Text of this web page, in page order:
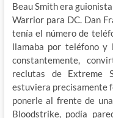
Beau Smith era
Warrior para DC. Dan
tenía el número de
llamaba por teléfono y
constantemente,
reclutas de Extreme
estuviera precisamente
ponerle al frente de
Bloodstrike, podía